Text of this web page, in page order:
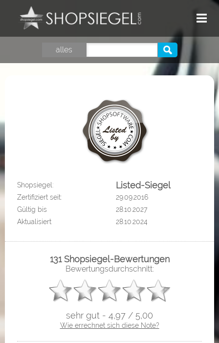
HOME
TOP SHOPS
alles
Shopsiegel: Listed-Siegel
Zertifiziert seit:
29.09.2016
Gültig bis
28.10.2027
Aktualisiert
28.10.2024
131 Shopsiegel-Bewertungen
Bewertungsdurchschnitt:
sehr gut - 4,97 / 5,00
Wie errechnet sich diese Note?